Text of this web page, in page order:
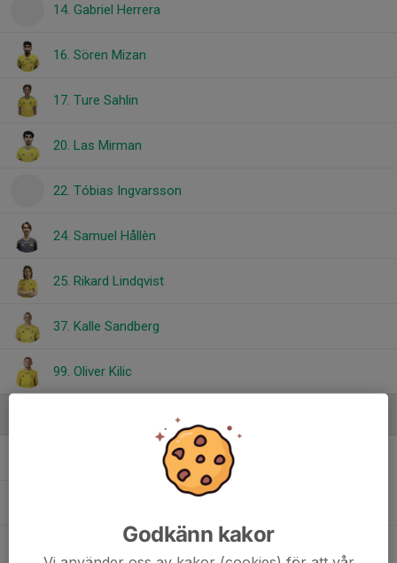
14. Gabriel Herrera
16. Sören Mizan
17. Ture Sahlin
20. Las Mirman
22. Tóbias Ingvarsson
24. Samuel Hållèn
25. Rikard Lindqvist
37. Kalle Sandberg
99. Oliver Kilic
Assisterande tränare
Assisterande tränare
Huvudtränare
Godkänn kakor